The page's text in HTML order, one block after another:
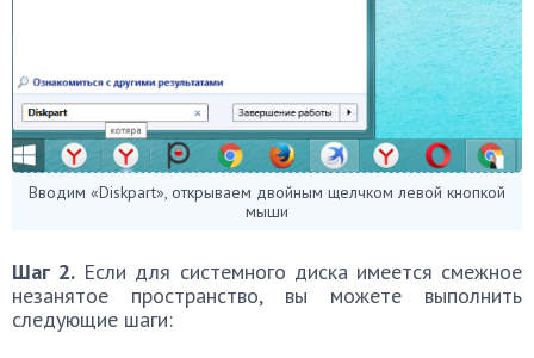
Вводим «Diskpart», открываем двойным щелчком левой кнопкой
мыши
Шаг 2. Если для системного диска имеется смежное
незанятое пространство, вы можете выполнить
следующие шаги: